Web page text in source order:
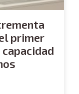
primer